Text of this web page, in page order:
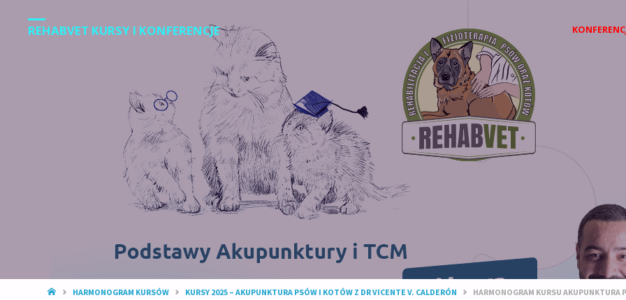
REHABVET KURSY I KONFERENCJE
STRONA
HARMONOGRAM KURSÓW KURSY 2025 – AKUPUNKTURA PSÓW I KOTÓW Z DR VICENTE V. CALDERÓN
HARMONOGRAM KURSU AKUPUNKTURA